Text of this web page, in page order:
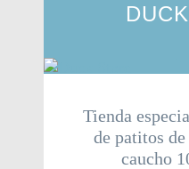
Tienda
de patitos
caucho